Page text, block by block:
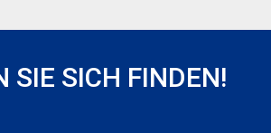
SIE SICH FINDEN!